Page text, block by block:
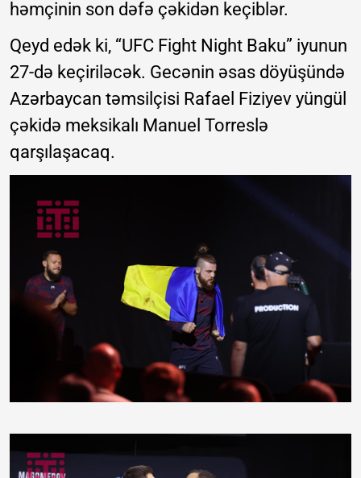
həmçinin son dəfə çəkidən keçiblər.
Qeyd edək ki, “UFC Fight Night Baku” iyunun
27-də keçiriləcək. Gecənin əsas döyüşündə
Azərbaycan təmsilçisi Rafael Fiziyev yüngül
çəkidə meksikalı Manuel Torreslə
qarşılaşacaq.